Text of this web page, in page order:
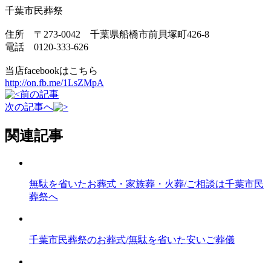
千葉市民葬祭
住所 〒273-0042 千葉県船橋市前貝塚町426-8
電話 0120-333-626
当店facebookはこちら
http://on.fb.me/1LsZMpA
前の記事
次の記事へ
関連記事
無駄を省いたお葬式・家族葬・火葬/ご相談は千葉市民
葬祭へ
千葉市民葬祭のお葬式/無駄を省いた安いご葬儀